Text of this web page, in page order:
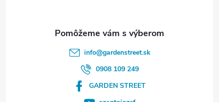
info@gardenstreet.sk
0908 109 249
GARDEN STREET